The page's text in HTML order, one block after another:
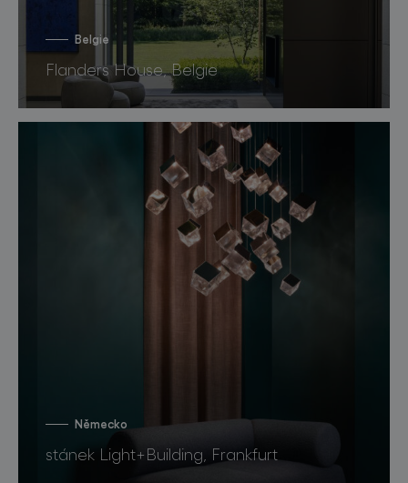
Belgie
Flanders House, Belgie
Německo
stánek Light+Building, Frankfurt